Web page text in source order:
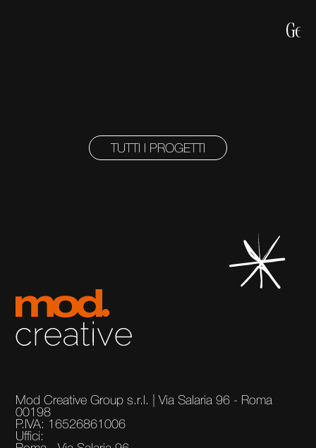
TUTTI I PROGETTI
Mod Creative Group s.r.l. | Via Salaria 96 - Roma
00198
P.IVA: 16526861006
Uffici: